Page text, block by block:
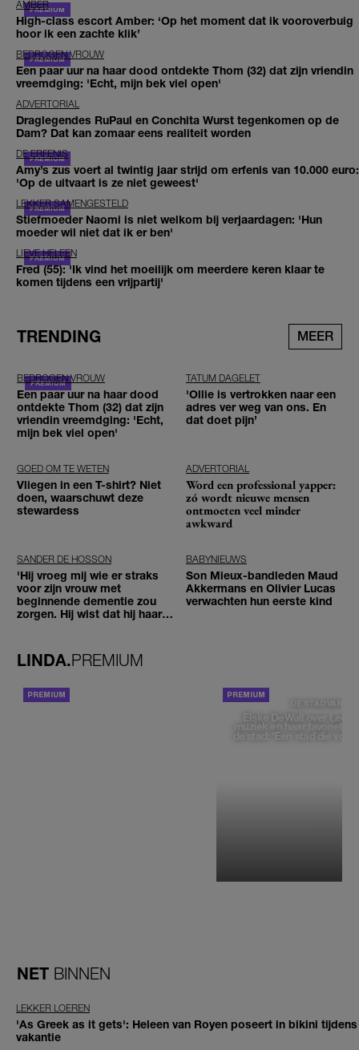
AMBER
High-class escort Amber: ‘Op het moment dat ik vooroverbuig
hoor ik een zachte klik’
BEDROGEN VROUW
Een paar uur na haar dood ontdekte Thom (32) dat zijn vriendin
vreemdging: 'Echt, mijn bek viel open'
ADVERTORIAL
Draglegendes RuPaul en Conchita Wurst tegenkomen op de
Dam? Dat kan zomaar eens realiteit worden
DE ERFENIS
Amy’s zus voert al twintig jaar strijd om erfenis van 10.000 euro:
'Op de uitvaart is ze niet geweest'
LEKKER SAMENGESTELD
Stiefmoeder Naomi is niet welkom bij verjaardagen: 'Hun
moeder wil niet dat ik er ben'
LIEVE HELEEN
Fred (55): 'Ik vind het moeilijk om meerdere keren klaar te
komen tijdens een vrijpartij'
TRENDING MEER
BEDROGEN VROUW
Een paar uur na haar dood
ontdekte Thom (32) dat zijn
vriendin vreemdging: 'Echt,
mijn bek viel open'
TATUM DAGELET
'Ollie is vertrokken naar een
adres ver weg van ons. En
dat doet pijn’
GOED OM TE WETEN
Vliegen in een T-shirt? Niet
doen, waarschuwt deze
stewardess
ADVERTORIAL
Word een professional yapper:
zó wordt nieuwe mensen
ontmoeten veel minder
awkward
SANDER DE HOSSON
'Hij vroeg mij wie er straks
voor zijn vrouw met
beginnende dementie zou
zorgen. Hij wist dat hij haar
BABYNIEUWS
Son Mieux-bandleden Maud
Akkermans en Olivier Lucas
verwachten hun eerste kind
LINDA.PREMIUM
DE STAD VAN
Elske DeWall over
muziek en haar favoriete
de stad: 'Een stad die
NET BINNEN
LEKKER LOEREN
'As Greek as it gets': Heleen van Royen poseert in bikini tijdens
vakantie